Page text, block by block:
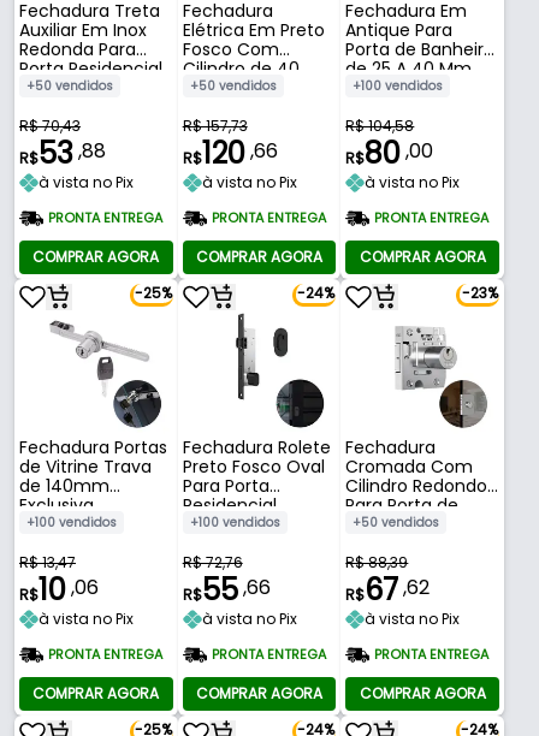
Fechadura Treta
Auxiliar Em Inox
Redonda Para
Porta Residencial
Pivotante de 25 A
+50 vendidos
R$ 70,43
R$53,88
à vista no Pix
PRONTA ENTREGA
COMPRAR AGORA
Fechadura
Elétrica Em Preto
Fosco Com
Cilindro de 40
Mm E Abertura
+50 vendidos
R$ 157,73
R$120,66
à vista no Pix
PRONTA ENTREGA
COMPRAR AGORA
Fechadura Em
Antique Para
Porta de Banheiro
de 25 A 40 Mm
1820/21 Stam
+100 vendidos
R$ 104,58
R$80,00
à vista no Pix
PRONTA ENTREGA
COMPRAR AGORA
-25%
Fechadura Portas
de Vitrine Trava
de 140mm
Exclusiva
+100 vendidos
R$ 13,47
R$10,06
à vista no Pix
PRONTA ENTREGA
COMPRAR AGORA
-24%
Fechadura Rolete
Preto Fosco Oval
Para Porta
Residencial
Pivotante Externa
601 Stam
+100 vendidos
R$ 72,76
R$55,66
à vista no Pix
PRONTA ENTREGA
COMPRAR AGORA
-23%
Fechadura
Cromada Com
Cilindro Redondo
Para Porta de
Vidro Correr 2002
+50 vendidos
R$ 88,39
R$67,62
à vista no Pix
PRONTA ENTREGA
COMPRAR AGORA
-25%
-24% -24%